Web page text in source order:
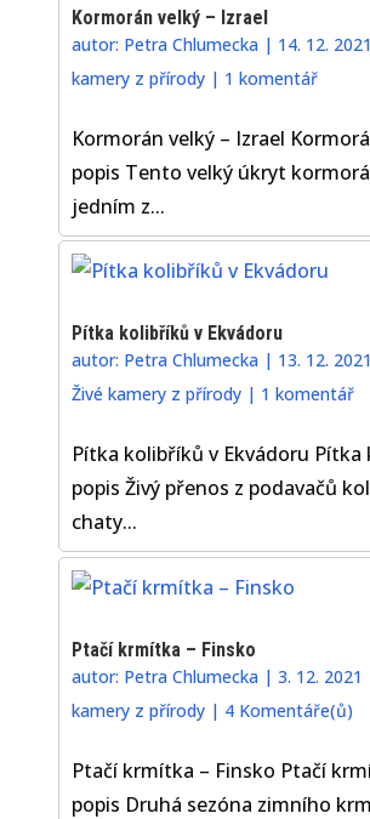
Kormorán velký – Izrael
autor: Petra Chlumecka | 14. 12. 2021
kamery z přírody | 1 komentář
Kormorán velký – Izrael
popis Tento velký úkryt
jedním z...
Pítka kolibříků v Ekvádoru
autor: Petra Chlumecka | 13. 12. 2021
Živé kamery z přírody | 1 komentář
Pítka kolibříků v Ekvádoru Pítka
popis Živý přenos z podavačů
chaty...
Ptačí krmítka – Finsko
autor: Petra Chlumecka |3. 12. 2021
kamery z přírody | 4 Komentáře(ů)
Ptačí krmítka – Finsko Ptačí
popis Druhá sezóna zimního